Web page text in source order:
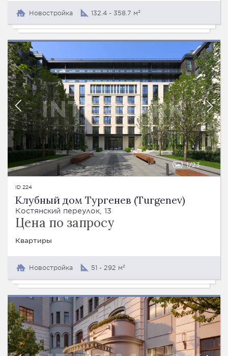
Новостройка 132.4 - 358.7 м²
1 23
ID 224
Клубный дом Тургенев (Turgenev)
Костянский переулок, 13
Цена по запросу
Квартиры
Новостройка 51 - 292 м²